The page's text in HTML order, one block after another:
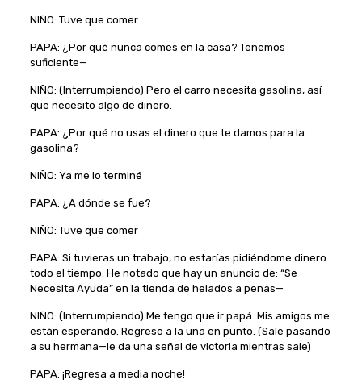
NIÑO: Tuve que comer
PAPA: ¿Por qué nunca comes en la casa? Tenemos
suficiente—
NIÑO: (Interrumpiendo) Pero el carro necesita gasolina, así
que necesito algo de dinero.
PAPA: ¿Por qué no usas el dinero que te damos para la
gasolina?
NIÑO: Ya me lo terminé
PAPA: ¿A dónde se fue?
NIÑO: Tuve que comer
PAPA: Si tuvieras un trabajo, no estarías pidiéndome dinero
todo el tiempo. He notado que hay un anuncio de: “Se
Necesita Ayuda” en la tienda de helados a penas—
NIÑO: (Interrumpiendo) Me tengo que ir papá. Mis amigos me
están esperando. Regreso a la una en punto. (Sale pasando
a su hermana—le da una señal de victoria mientras sale)
PAPA: ¡Regresa a media noche!